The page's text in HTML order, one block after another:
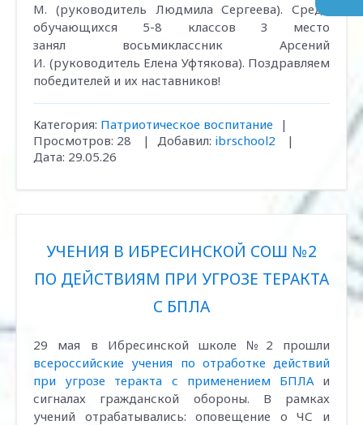
М. (руководитель Людмила Сергеева). Среди
обучающихся 5-8 классов 3 место
занял восьмиклассник Арсений
И. (руководитель Елена Уфтякова). Поздравляем
победителей и их наставников!
Категория: Патриотическое воспитание
|
Просмотров: 28 | Добавил: ibrschool2
|
Дата: 29.05.26
УЧЕНИЯ В ИБРЕСИНСКОЙ СОШ №2
ПО ДЕЙСТВИЯМ ПРИ УГРОЗЕ ТЕРАКТА
С БПЛА
29 мая в Ибресинской школе №2 прошли
всероссийские учения по отработке действий
при угрозе теракта с применением БПЛАи
сигналах гражданской обороны. В рамках
учений отрабатывались: оповещение о ЧС и